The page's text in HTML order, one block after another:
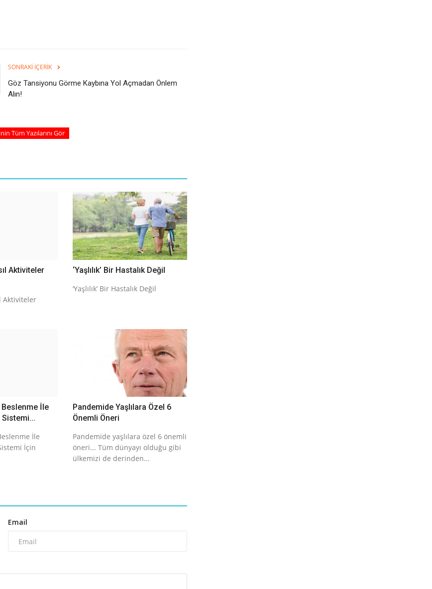
SONRAKI İÇERIK
Göz Tansiyonu Görme Kaybına Yol Açmadan Önlem
Alın!
Tüm Yazılarını Gör
Aktiviteler
Aktiviteler
‘Yaşlılık’ Bir Hastalık Değil
‘Yaşlılık’ Bir Hastalık Değil
Beslenme İle
Sistemi...
İle
İçin
Pandemide Yaşlılara Özel 6
Önemli Öneri
Pandemide yaşlılara özel 6 önemli
öneri... Tüm dünyayı olduğu gibi
ülkemizi de derinden...
Email